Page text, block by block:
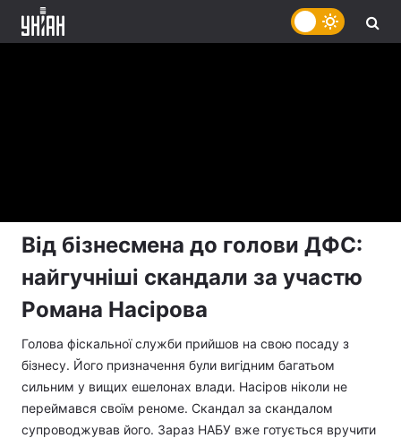
Від бізнесмена до голови ДФС:
найгучніші скандали за участю
Романа Насірова
Голова фіскальної служби прийшов на свою посаду з
бізнесу. Його призначення були вигідним багатьом
сильним у вищих ешелонах влади. Насіров ніколи не
переймався своїм реноме. Скандал за скандалом
супроводжував його. Зараз НАБУ вже готується вручити